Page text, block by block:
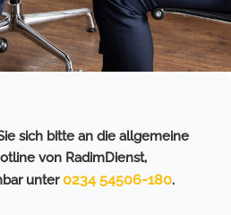
sich bitte an die allgemeine
von RadimDienst,
unter0234 54506-180.